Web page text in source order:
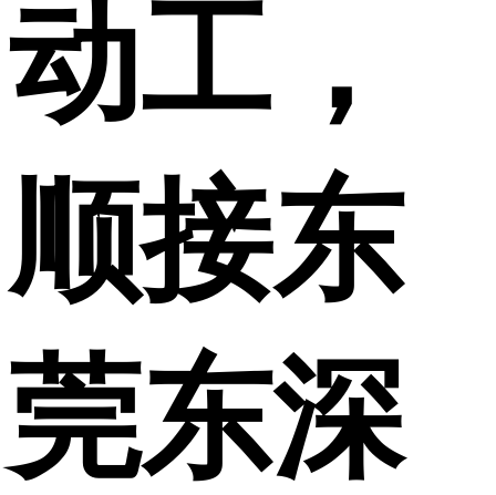
动工，
顺接东
莞东深